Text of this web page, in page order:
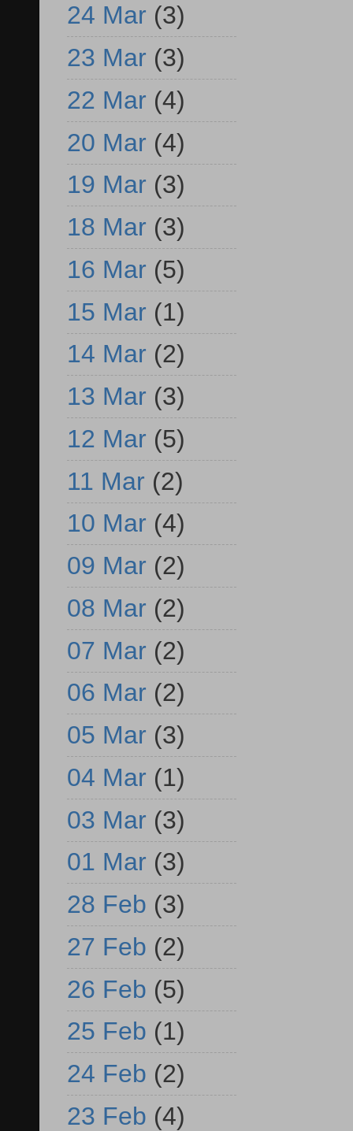
24 Mar (3)
23 Mar (3)
22 Mar (4)
20 Mar (4)
19 Mar (3)
18 Mar (3)
16 Mar (5)
15 Mar (1)
14 Mar (2)
13 Mar (3)
12 Mar (5)
11 Mar (2)
10 Mar (4)
09 Mar (2)
08 Mar (2)
07 Mar (2)
06 Mar (2)
05 Mar (3)
04 Mar (1)
03 Mar (3)
01 Mar (3)
28 Feb (3)
27 Feb (2)
26 Feb (5)
25 Feb (1)
24 Feb (2)
23 Feb (4)